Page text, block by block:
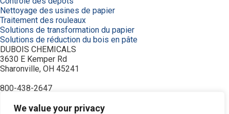
We value your privacy
Nettoyage des usines de papier
Traitement des rouleaux
Solutions de transformation du papier
Solutions de réduction du bois en pâte
DUBOIS CHEMICALS
3630 E Kemper Rd
Sharonville, OH 45241
800-438-2647
À propos de nous